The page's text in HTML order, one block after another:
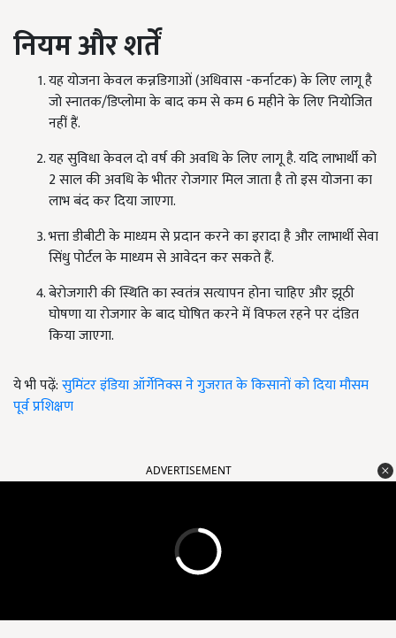
नियम और शर्तें
यह योजना केवल कन्नडिगाओं (अधिवास -कर्नाटक) के लिए लागू है
जो स्नातक/डिप्लोमा के बाद कम से कम6महीने के लिए नियोजित
नहीं हैं.
यह सुविधा केवल दो वर्ष की अवधि के लिए लागू है. यदि लाभार्थी को
2साल की अवधि के भीतर रोजगार मिल जाता है तो इस योजना का
लाभ बंद कर दिया जाएगा.
भत्ता डीबीटी के माध्यम से प्रदान करने का इरादा है और लाभार्थी सेवा
सिंधु पोर्टल के माध्यम से आवेदन कर सकते हैं.
बेरोजगारी की स्थिति का स्वतंत्र सत्यापन होना चाहिए और झूठी
घोषणा या रोजगार के बाद घोषित करने में विफल रहने पर दंडित
किया जाएगा.
ये भी पढ़ें:सुमिंटर इंडिया ऑर्गेनिक्स ने गुजरात के किसानों को दिया मौसम
पूर्व प्रशिक्षण
ADVERTISEMENT